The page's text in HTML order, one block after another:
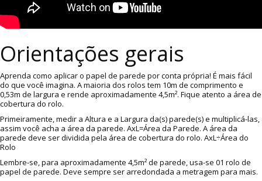
Orientações gerais
Aprenda como aplicar o papel de parede por conta própria! É mais fácil
do que você imagina. A maioria dos rolos tem 10m de comprimento e
0,53m de largura e rende aproximadamente 4,5m². Fique atento a área de
cobertura do rolo.
Primeiramente, medir a Altura e a Largura da(s) parede(s) e multiplicá-las,
assim você acha a área da parede. AxL=Área da Parede. A área da
parede deve ser dividida pela área de cobertura do rolo. AxL÷Área do
Rolo
Lembre-se, para aproximadamente 4,5m² de parede, usa-se 01 rolo de
papel de parede. Deve sempre ser arredondada a metragem para mais.